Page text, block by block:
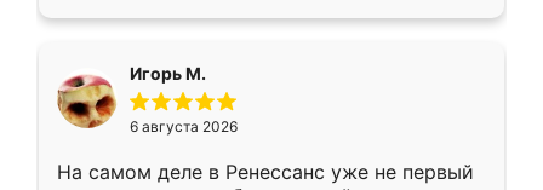
Игорь М.
6 августа 2026
На самом деле в Ренессанс уже не первый